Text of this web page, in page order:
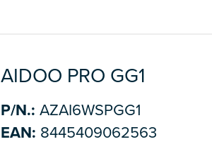
AIDOO PRO GG1
P/N.: AZAI6WSPGG1
EAN: 8445409062563